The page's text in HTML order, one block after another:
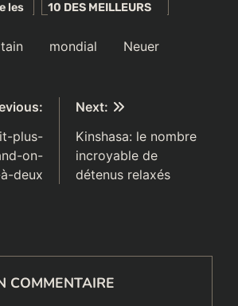
les
10 DES MEILLEURS
EN 2017
mondial Neuer
plus-
on-
deux
Next:
Kinshasa: le nombre
incroyable de
détenus relaxés
COMMENTAIRE